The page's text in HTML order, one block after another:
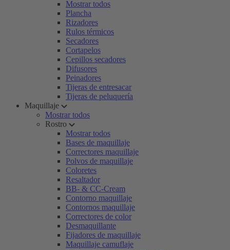
Mostrar todos
Plancha
Rizadores
Rulos térmicos
Secadores
Cortapelos
Cepillos secadores
Difusores
Peinadores
Tijeras de entresacar
Tijeras de peluquería
Maquillaje
Mostrar todos
Rostro
Mostrar todos
Bases de maquillaje
Correctores maquillaje
Polvos de maquillaje
Coloretes
Resaltador
BB- & CC-Cream
Contorno maquillaje
Contornos maquillaje
Correctores de color
Desmaquillante
Fijadores de maquillaje
Maquillaje camuflaje